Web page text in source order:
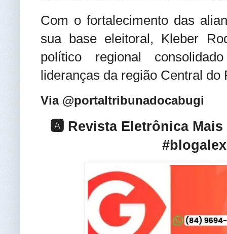
Com o fortalecimento das
sua base eleitoral, Kleber
político regional
lideranças da região Central do
Via @portaltribunadocabugi
🅰️ Revista Eletrônica